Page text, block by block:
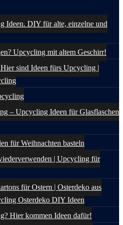
Ideen. DIY für alte, einzelne und
Upcycling mit altem Geschirr!
sind Ideen fürs Upcycling |
– Upcycling Ideen für Glasflaschen
für Weihnachten basteln
| Upcycling für
für Ostern | Osterdeko aus
Osterdeko DIY Ideen
Hier kommen Ideen dafür!